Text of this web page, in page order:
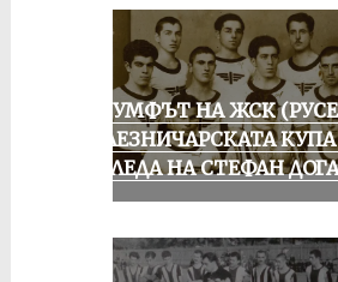
ТРИУМФЪТ НА ЖСК
ЖЕЛЕЗНИЧАРСКАТА
ПОГЛЕДА НА СТЕФАН